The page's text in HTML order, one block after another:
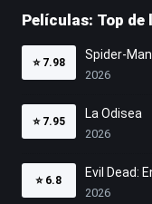
Películas: Top de
⭐ 7.98
Spider-
2026
⭐ 7.95
La Odisea
2026
⭐ 6.8
Evil Dead:
2026